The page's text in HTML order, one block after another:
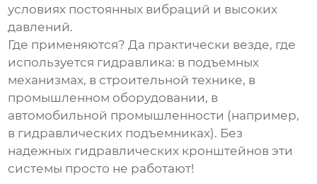
условиях постоянных вибраций и высоких
давлений.
Где применяются? Да практически везде, где
используется гидравлика: в подъемных
механизмах, в строительной технике, в
промышленном оборудовании, в
автомобильной промышленности (например,
в гидравлических подъемниках). Без
надежных гидравлических кронштейнов эти
системы просто не работают!